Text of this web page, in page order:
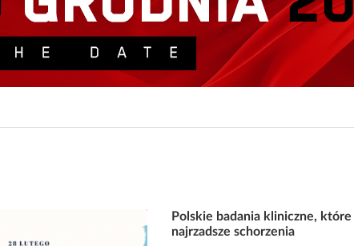
Polskie badania kliniczne,
najrzadsze schorzenia